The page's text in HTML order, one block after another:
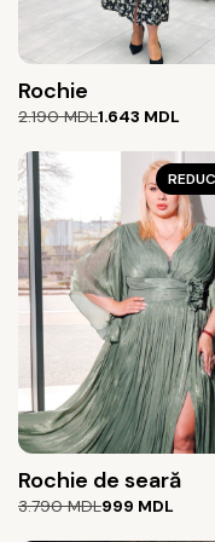
Rochie
2.190MDL
Prețul
a
fost:
2.190 MDL.
1.643 MDL
Prețul
este:
1.643 MDL.
Rochie de seară
3.790MDL
Prețul
999 MDL
Prețul